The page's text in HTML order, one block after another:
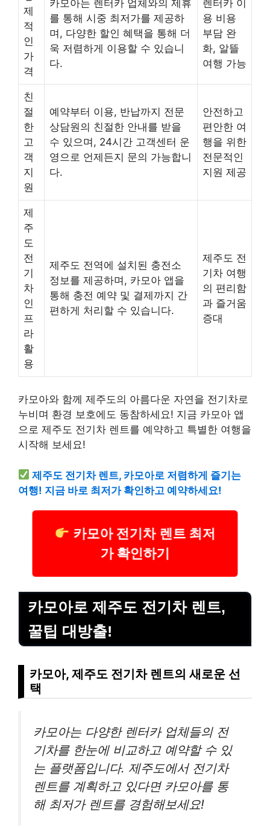
제
적
인
가
격
카모아는 렌터카 업체와의 제휴
를 통해 시중 최저가를 제공하
며, 다양한 할인 혜택을 통해 더
욱 저렴하게 이용할 수 있습니
다.
렌터카 이
용 비용
부담 완
화, 알뜰
여행 가능
친
절
한
고
객
지
원
예약부터 이용, 반납까지 전문
상담원의 친절한 안내를 받을
수 있으며, 24시간 고객센터 운
영으로 언제든지 문의 가능합니
다.
안전하고
편안한 여
행을 위한
전문적인
지원 제공
제
주
도
전
기
차
인
프
라
활
용
제주도 전역에 설치된 충전소
정보를 제공하며, 카모아 앱을
통해 충전 예약 및 결제까지 간
편하게 처리할 수 있습니다.
제주도 전
기차 여행
의 편리함
과 즐거움
증대
카모아와 함께 제주도의 아름다운 자연을 전기차로
누비며 환경 보호에도 동참하세요! 지금 카모아 앱
으로 제주도 전기차 렌트를 예약하고 특별한 여행을
시작해 보세요!
제주도 전기차 렌트, 카모아로 저렴하게 즐기는
여행! 지금 바로 최저가 확인하고 예약하세요!
카모아 전기차 렌트 최저
가 확인하기
카모아로 제주도 전기차 렌트,
꿀팁 대방출!
카모아, 제주도 전기차 렌트의 새로운 선
택
카모아는 다양한 렌터카 업체들의 전
기차를 한눈에 비교하고 예약할 수 있
는 플랫폼입니다. 제주도에서 전기차
렌트를 계획하고 있다면 카모아를 통
해 최저가 렌트를 경험해보세요!